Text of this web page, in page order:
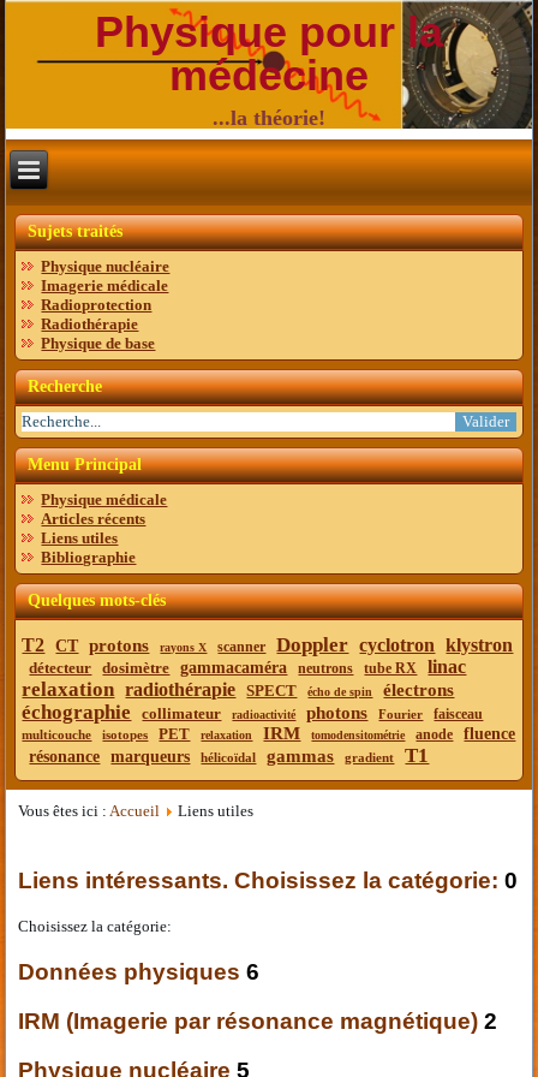
Physique pour la
médecine
...la théorie!
Sujets traités
Physique nucléaire
Imagerie médicale
Radioprotection
Radiothérapie
Physique de base
Recherche
Menu Principal
Physique médicale
Articles récents
Liens utiles
Bibliographie
Quelques mots-clés
T2 CT protons rayons X scanner Doppler cyclotron klystron
détecteur dosimètre gammacaméra neutrons tube RX linac
relaxation radiothérapie SPECT écho de spin électrons
échographie collimateur radioactivité photons Fourier faisceau
multicouche isotopes PET relaxation IRM tomodensitométrie anode
fluence
résonance
marqueurs hélicoïdal gammas gradient T1
Vous êtes ici :Accueil Liens utiles
Liens intéressants. Choisissez la catégorie: 0
Choisissez la catégorie:
Données physiques 6
IRM (Imagerie par résonance magnétique) 2
Physique nucléaire 5